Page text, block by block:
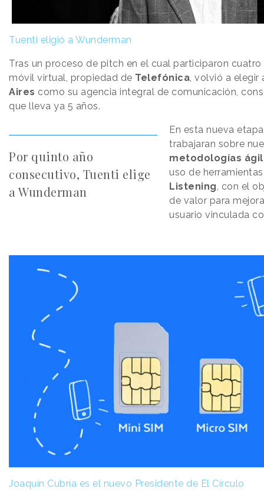
Tuenti eligió a Wunderman
Tras un proceso de pitch en el cual participaron
móvil virtual, propiedad de Telefónica, volvió a elegir
Aires como su agencia integral de comunicación,
que lleva ya 5 años.
Por quinto año
consecutivo, Tuenti elige
a Wunderman
En esta nueva
trabajaran sobre
metodologías
uso de
Listening, con el
de valor para
usuario vinculada
Joaquín Cubría es el nuevo Presidente de El Círculo